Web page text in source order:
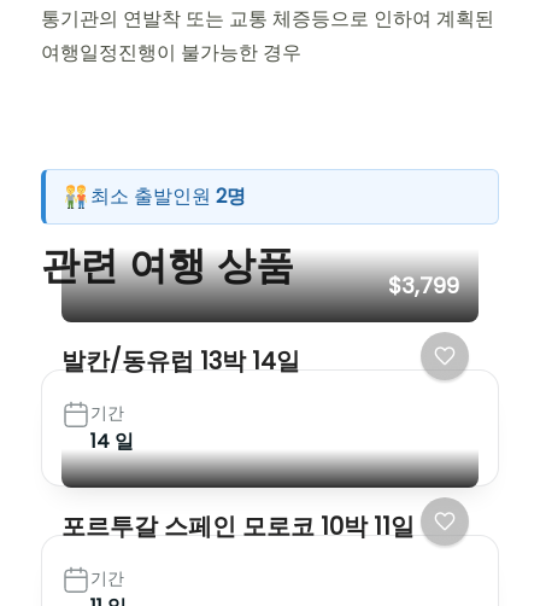
통기관의 연발착 또는 교통 체증등으로 인하여 계획된
여행일정진행이 불가능한 경우
최소 출발인원 2명
관련 여행 상품 $3,799
발칸/동유럽 13박 14일
기간
14 일
포르투갈 스페인 모로코 10박 11일
기간